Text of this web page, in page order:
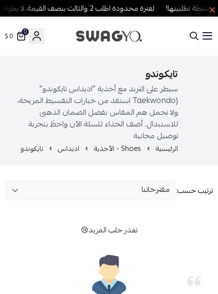
تطلبينها! لفترة محدودة اطلب 2 والثالث بنصف القيمة..لا يطوفك العرض!
SWAGYO FASHION
0 $
تايكوندو
سيطر على الترند مع أحذية "اديداس تايكوندو"
(Taekwondo استفد من خيارات التقسيط المريحة،
ولا تحمل هم المقاس بفضل الضمان الذهبي
للاستبدال. أضف الحذاء للسلة الآن واحظَ بتجربة
توصيل مجانية
الرئيسية Shoes - الأحذية اديداس تايكوندو
حسب:
تعذر جلب المزيد😢